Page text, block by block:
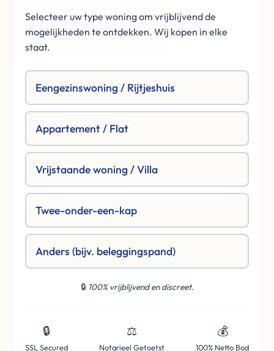
Selecteer uw type woning om vrijblijvend de
mogelijkheden te ontdekken. Wij kopen in elke
staat.
Eengezinswoning / Rijtjeshuis
Appartement / Flat
Vrijstaande woning / Villa
Twee-onder-een-kap
Anders (bijv. beleggingspand)
🔒 100% vrijblijvend en discreet.
🔒
SSL Secured
⚖️
Notarieel Getoetst
💰
100% Netto Bod